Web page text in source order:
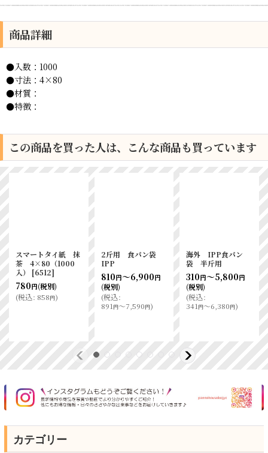
商品詳細
●入数：1000
●寸法：4×80
●材質：
●特徴：
この商品を買った人は、こんな商品も買っています
食パン袋
6,900 円
海外 IPP食パン
袋 半斤用
～5,800円
～6,380円)
ノンフッ素 パンの包
装工場耐油ガゼット
袋（無地）M
～11,840円
(税別)
ツイスト
入）
カテゴリー